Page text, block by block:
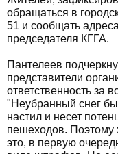
обращаться в
51 и сообщать
председателя КГГА.
Пантелеев
представители
ответственность за
"Неубранный снег
настил и несет
пешеходов. Поэтому
это, в первую